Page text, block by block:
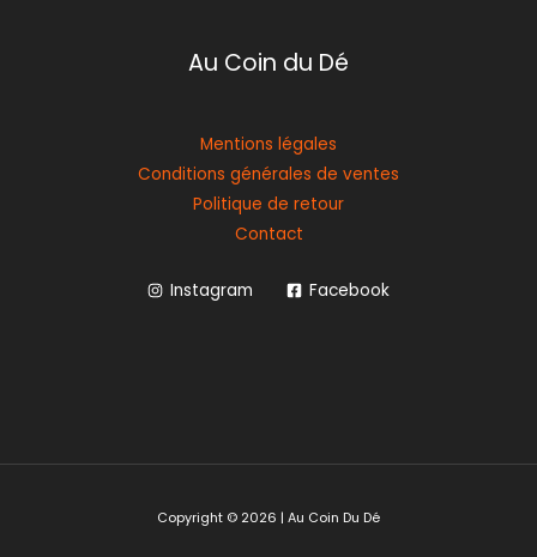
Au Coin du Dé
Mentions légales
Conditions générales de ventes
Politique de retour
Contact
Instagram Facebook
Copyright © 2026 | Au Coin Du Dé